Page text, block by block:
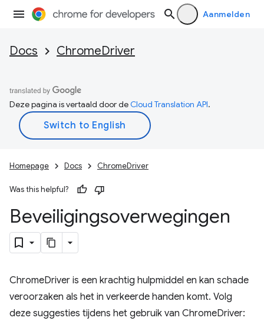
Aanmelden
Docs ChromeDriver
Deze pagina is vertaald door deCloud Translation API.
Homepage Docs ChromeDriver
Was this helpful?
Beveiligingsoverwegingen
ChromeDriver is een krachtig hulpmiddel en kan schade
veroorzaken als het in verkeerde handen komt. Volg
deze suggesties tijdens het gebruik van ChromeDriver: